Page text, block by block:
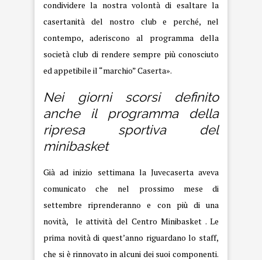
condividere la nostra volontà di esaltare la
casertanità del nostro club e perché, nel
contempo, aderiscono al programma della
società club di rendere sempre più conosciuto
ed appetibile il “marchio” Caserta».
Nei giorni scorsi definito
anche il programma della
ripresa sportiva del
minibasket
Già ad inizio settimana la Juvecaserta aveva
comunicato che nel prossimo mese di
settembre riprenderanno e con più di una
novità, le attività del Centro Minibasket . Le
prima novità di quest’anno riguardano lo staff,
che si è rinnovato in alcuni dei suoi componenti.